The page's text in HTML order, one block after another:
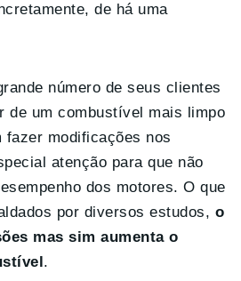
de há uma
número de seus clientes
de um combustível mais limpo
modificações nos
atenção para que não
dos motores. O que
por diversos estudos, o
mas sim aumenta o
.